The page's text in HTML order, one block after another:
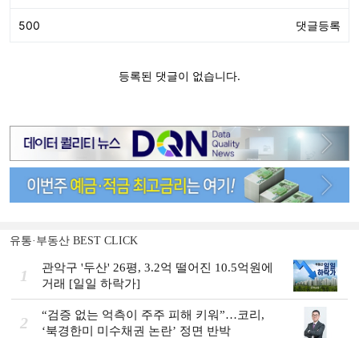
유통·부동산 BEST CLICK
1
관악구 '두산' 26평, 3.2억 떨어진 10.5억원에
거래 [일일 하락가]
2
“검증 없는 억측이 주주 피해 키워”…코리,
‘북경한미 미수채권 논란’ 정면 반박